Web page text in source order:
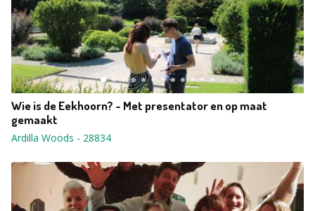
Wie is de Eekhoorn? - Met presentator en op maat
gemaakt
Ardilla Woods - 28834